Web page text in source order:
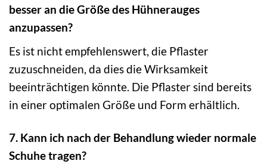
besser an die Größe des Hühnerauges
anzupassen?
Es ist nicht empfehlenswert, die Pflaster
zuzuschneiden, da dies die Wirksamkeit
beeinträchtigen könnte. Die Pflaster sind bereits
in einer optimalen Größe und Form erhältlich.
7. Kann ich nach der Behandlung wieder normale
Schuhe tragen?